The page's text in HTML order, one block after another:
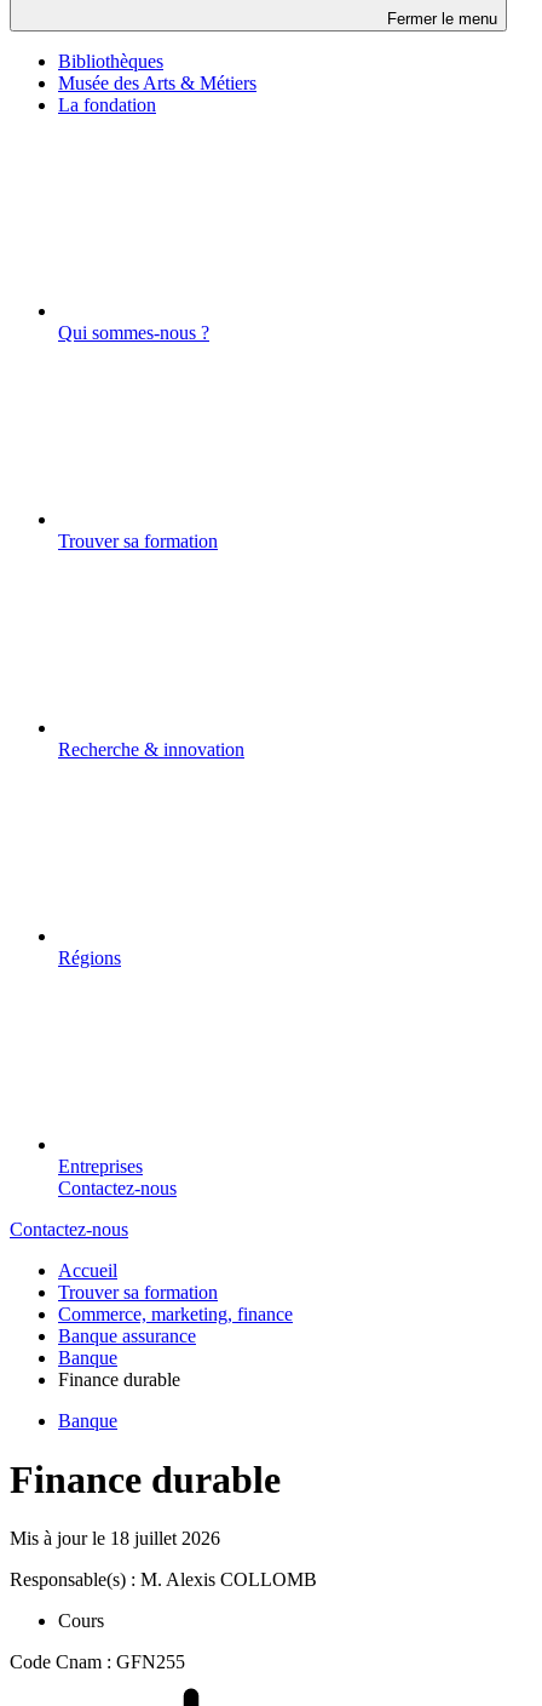
Fermer le menu
Bibliothèques
Musée des Arts & Métiers
La fondation
Qui sommes-nous ?
Trouver sa formation
Recherche & innovation
Régions
Entreprises
Contactez-nous
Contactez-nous
Accueil
Trouver sa formation
Commerce, marketing, finance
Banque assurance
Banque
Finance durable
Banque
Finance durable
Mis à jour le 18 juillet 2026
Responsable(s) : M. Alexis COLLOMB
Cours
Code Cnam : GFN255